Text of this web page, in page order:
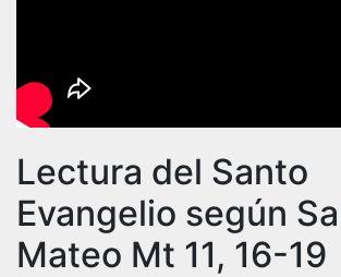
Lectura del Santo
Evangelio según
Mateo Mt 11, 16-19